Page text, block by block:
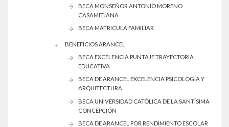
BECA MONSEÑOR ANTONIO MORENO
CASAMITJANA
BECA MATRICULA FAMILIAR
BENEFICIOS ARANCEL
BECA EXCELENCIA PUNTAJE TRAYECTORIA
EDUCATIVA
BECA DE ARANCEL EXCELENCIA PSICOLOGÍA Y
ARQUITECTURA
BECA UNIVERSIDAD CATÓLICA DE LA SANTÍSIMA
CONCEPCIÓN
BECA DE ARANCEL POR RENDIMIENTO ESCOLAR